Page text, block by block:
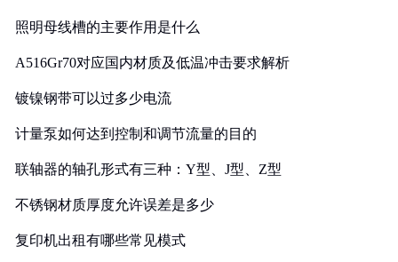
照明母线槽的主要作用是什么
A516Gr70对应国内材质及低温冲击要求解析
镀镍钢带可以过多少电流
计量泵如何达到控制和调节流量的目的
联轴器的轴孔形式有三种：Y型、J型、Z型
不锈钢材质厚度允许误差是多少
复印机出租有哪些常见模式